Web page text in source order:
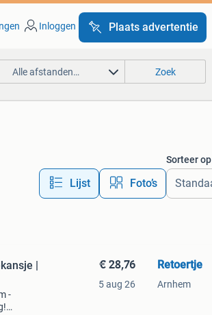
Inloggen Plaats advertentie
Alle afstanden… Zoek
Lijst Foto’s
Sorteer op
|
-
€ 28,76
5 aug 26
Retoertje
Arnhem